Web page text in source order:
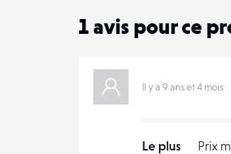
1avis pour ce
Il y a 9 ans et 4 mois
Le plus
Prix